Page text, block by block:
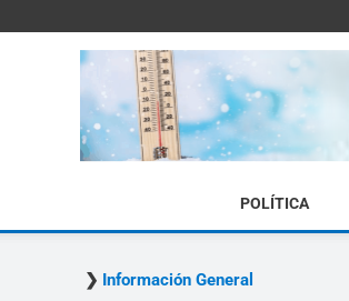
POLÍTICA
Información General